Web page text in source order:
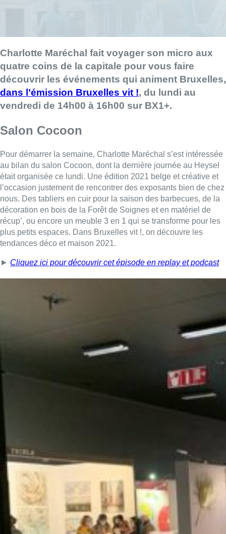
Charlotte Maréchal fait voyager son micro aux
quatre coins de la capitale pour vous faire
découvrir les événements qui animent Bruxelles,
dans l’émission Bruxelles vit !, du lundi au
vendredi de 14h00 à 16h00 sur BX1+.
Salon Cocoon
Pour démarrer la semaine, Charlotte Maréchal s’est intéressée
au bilan du salon Cocoon, dont la dernière journée au Heysel
était organisée ce lundi. Une édition 2021 belge et créative et
l’occasion justement de rencontrer des exposants bien de chez
nous. Des tabliers en cuir pour la saison des barbecues, de la
décoration en bois de la Forêt de Soignes et en matériel de
récup’, ou encore un meuble 3 en 1 qui se transforme pour les
plus petits espaces. Dans Bruxelles vit !, on découvre les
tendances déco et maison 2021.
► Cliquez ici pour découvrir cet épisode en replay et podcast